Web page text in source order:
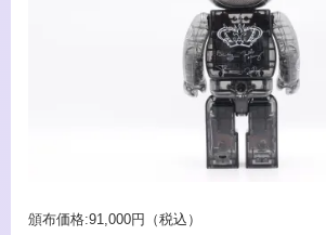
頒布価格:91,000円（税込）